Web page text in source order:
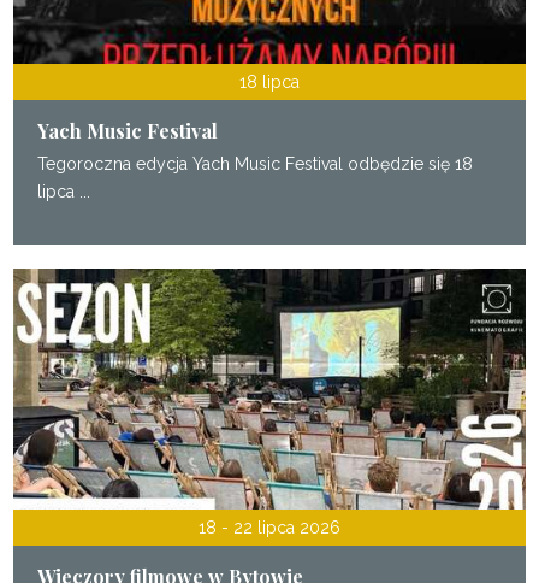
18 lipca
Yach Music Festival
Tegoroczna edycja Yach Music Festival odbędzie się 18
lipca ...
18 - 22 lipca 2026
Wieczory filmowe w Bytowie